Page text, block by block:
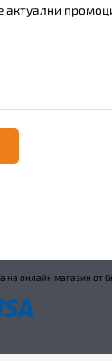
актуални
на онлайн магазин от